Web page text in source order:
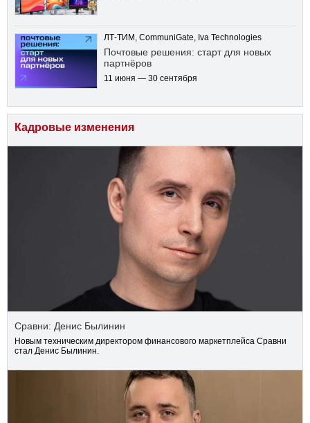
ЛТ-ТИМ, CommuniGate, Iva Technologies
Почтовые решения: старт для новых
партнёров
11 июня — 30 сентября
Кадровые изменения
Сравни: Денис Былинин
Новым техническим директором финансового маркетплейса Сравни
стал Денис Былинин.